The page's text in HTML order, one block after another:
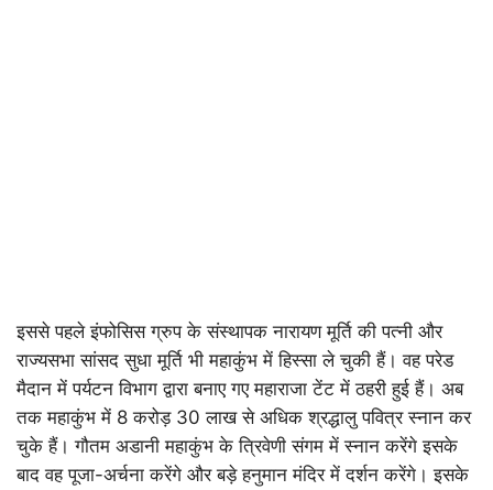
इससे पहले इंफोसिस ग्रुप के संस्थापक नारायण मूर्ति की पत्नी और
राज्यसभा सांसद सुधा मूर्ति भी महाकुंभ में हिस्सा ले चुकी हैं। वह परेड
मैदान में पर्यटन विभाग द्वारा बनाए गए महाराजा टेंट में ठहरी हुई हैं। अब
तक महाकुंभ में 8 करोड़ 30 लाख से अधिक श्रद्धालु पवित्र स्नान कर
चुके हैं। गौतम अडानी महाकुंभ के त्रिवेणी संगम में स्नान करेंगे इसके
बाद वह पूजा-अर्चना करेंगे और बड़े हनुमान मंदिर में दर्शन करेंगे। इसके